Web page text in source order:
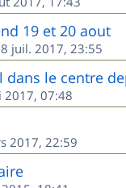
19 et 20 aout
juil. 2017, 23:55
dans le centre
2017, 07:48
2017, 22:59